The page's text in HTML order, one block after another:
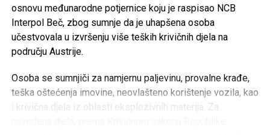
turizma i poboljšanje kvaliteta života građana
Unsko-sanskog kantona.
Share
Share
Tweet Share
osnovu međunarodne potjernice koju je raspisao NCB
Interpol Beč, zbog sumnje da je uhapšena osoba
učestvovala u izvršenju više teških krivičnih djela na
području Austrije.
Osoba se sumnjiči za namjernu paljevinu, provalne krađe,
teška oštećenja imovine, neovlašteno korištenje vozila, kao
i krivična djela iz oblasti eksplozivnih materija. Za